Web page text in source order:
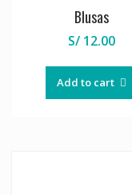
Blusas
S/ 12.00
Add to cart